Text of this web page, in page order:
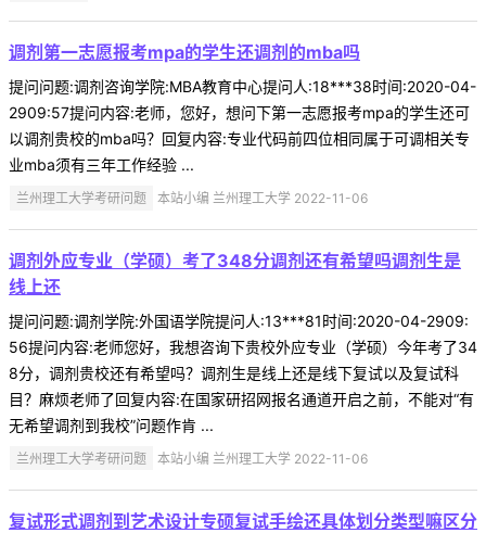
调剂第一志愿报考mpa的学生还调剂的mba吗
提问问题:调剂咨询学院:MBA教育中心提问人:18***38时间:2020-04-
2909:57提问内容:老师，您好，想问下第一志愿报考mpa的学生还可
以调剂贵校的mba吗？回复内容:专业代码前四位相同属于可调相关专
业mba须有三年工作经验 ...
兰州理工大学考研问题 本站小编 兰州理工大学 2022-11-06
调剂外应专业（学硕）考了348分调剂还有希望吗调剂生是
线上还
提问问题:调剂学院:外国语学院提问人:13***81时间:2020-04-2909:
56提问内容:老师您好，我想咨询下贵校外应专业（学硕）今年考了34
8分，调剂贵校还有希望吗？调剂生是线上还是线下复试以及复试科
目？麻烦老师了回复内容:在国家研招网报名通道开启之前，不能对“有
无希望调剂到我校”问题作肯 ...
兰州理工大学考研问题 本站小编 兰州理工大学 2022-11-06
复试形式调剂到艺术设计专硕复试手绘还具体划分类型嘛区分